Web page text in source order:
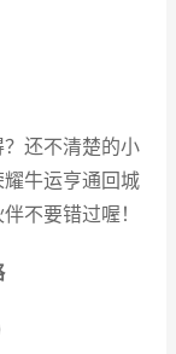
还不清楚的小
牛运亨通回城
不要错过喔！